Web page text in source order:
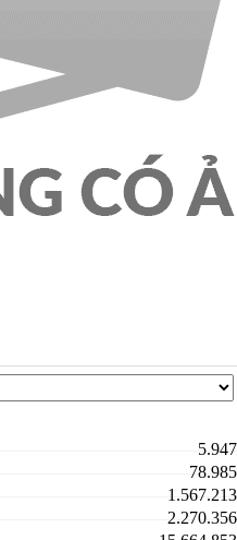
5.947
78.985
1.567.213
2.270.356